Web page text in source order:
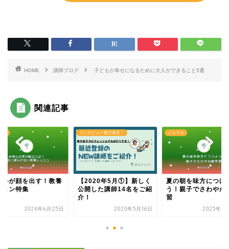
HOME 講師ブログ 子どもが幸せになるために大人ができること5選
関連記事
心が顔を出す！教養
スン特集
2024年6月25日
インタビュー魅力発見！
【2020年5月①】新しく
公開した講師14名をご紹
介！
2020年5月16日
メルマガ
夏の朝を味方につけ
う！親子でさわやか
習
2025年8